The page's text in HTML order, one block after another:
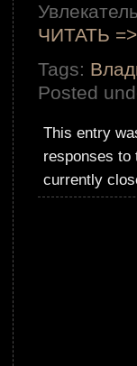
ЧИТАТЬ
Tags:
Posted
This entry
responses
currently